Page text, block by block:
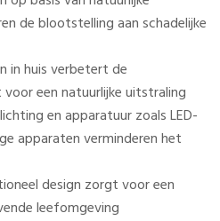
de blootstelling aan schadelijke
in huis verbetert de
een natuurlijke uitstraling
en apparatuur zoals LED-
apparaten verminderen het
design zorgt voor een
leefomgeving